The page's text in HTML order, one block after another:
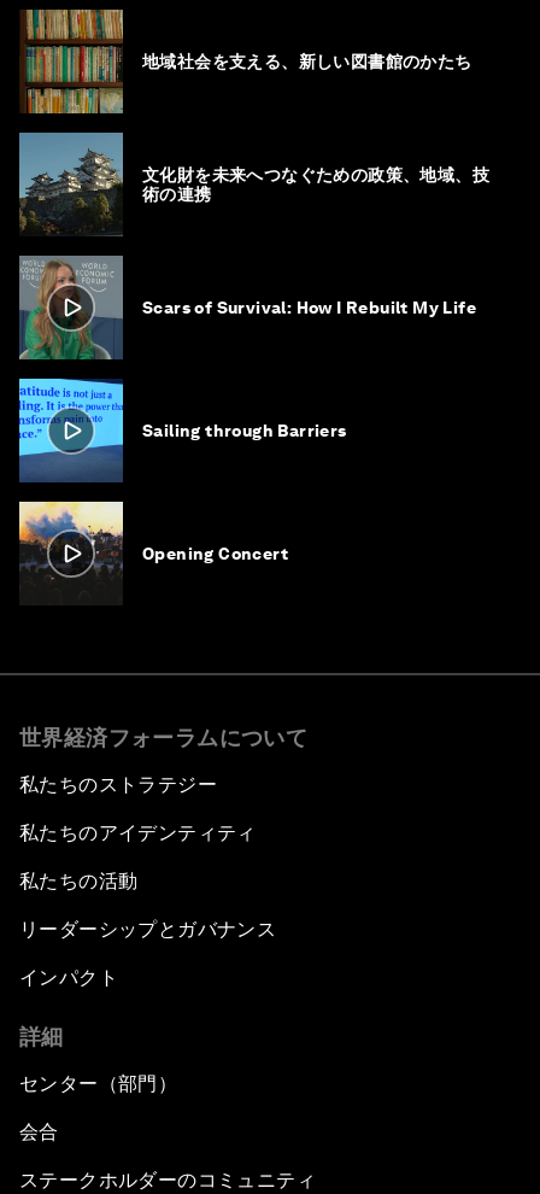
地域社会を支える、新しい図書館のかたち
文化財を未来へつなぐための政策、地域、技
術の連携
Scars of Survival: How I Rebuilt My Life
Sailing through Barriers
Opening Concert
世界経済フォーラムについて
私たちのストラテジー
私たちのアイデンティティ
私たちの活動
リーダーシップとガバナンス
インパクト
詳細
センター（部門）
会合
ステークホルダーのコミュニティ